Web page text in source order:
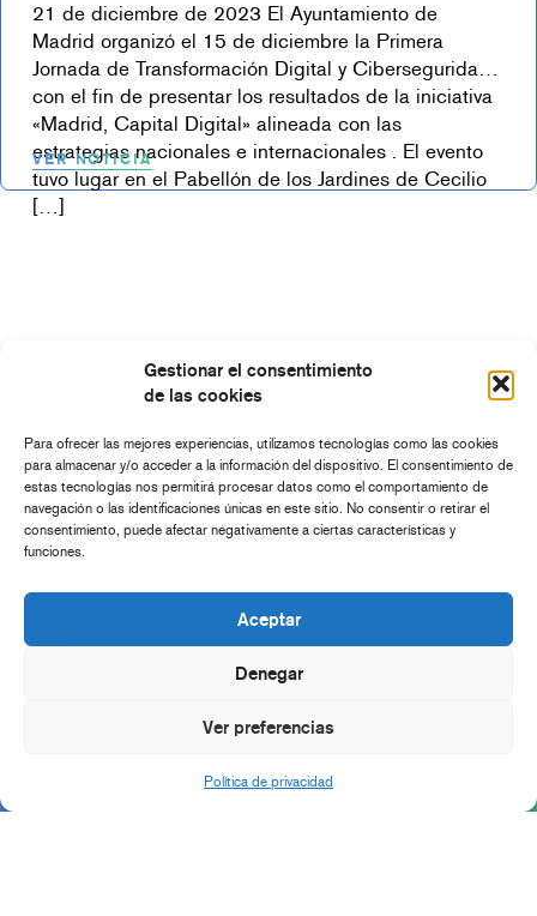
Gestionar el consentimiento
de las cookies
Para ofrecer las mejores experiencias, utilizamos tecnologías como las cookies
para almacenar y/o acceder a la información del dispositivo. El consentimiento de
estas tecnologías nos permitirá procesar datos como el comportamiento de
navegación o las identificaciones únicas en este sitio. No consentir o retirar el
consentimiento, puede afectar negativamente a ciertas características y
funciones.
Aceptar
Denegar
Ver preferencias
Política de privacidad
21 de diciembre de 2023 El Ayuntamiento de
Madrid organizó el 15 de diciembre la Primera
Jornada de Transformación Digital y Ciberseguridad
con el fin de presentar los resultados de la iniciativa
«Madrid, Capital Digital» alineada con las
estrategias nacionales e internacionales . El evento
tuvo lugar en el Pabellón de los Jardines de Cecilio
[…]
VER NOTICIA